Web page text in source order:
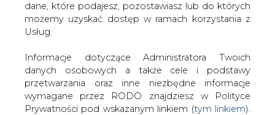
dane, które podajesz, pozostawiasz lub do których
możemy uzyskać dostęp w ramach korzystania z
Usług.
Informacje dotyczące Administratora Twoich
danych osobowych a także cele i podstawy
przetwarzania oraz inne niezbędne informacje
wymagane przez RODO znajdziesz w Polityce
Prywatności pod wskazanym linkiem (tym linkiem).
Reklama
Strona główna PRACA